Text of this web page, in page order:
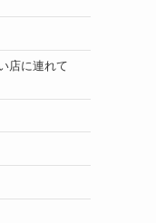
店に連れて